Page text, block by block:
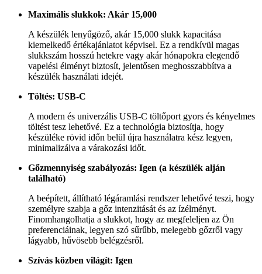
Maximális slukkok: Akár 15,000
A készülék lenyűgöző, akár 15,000 slukk kapacitása
kiemelkedő értékajánlatot képvisel. Ez a rendkívül magas
slukkszám hosszú hetekre vagy akár hónapokra elegendő
vapelési élményt biztosít, jelentősen meghosszabbítva a
készülék használati idejét.
Töltés: USB-C
A modern és univerzális USB-C töltőport gyors és kényelmes
töltést tesz lehetővé. Ez a technológia biztosítja, hogy
készüléke rövid időn belül újra használatra kész legyen,
minimalizálva a várakozási időt.
Gőzmennyiség szabályozás: Igen (a készülék alján
található)
A beépített, állítható légáramlási rendszer lehetővé teszi, hogy
személyre szabja a gőz intenzitását és az ízélményt.
Finomhangolhatja a slukkot, hogy az megfeleljen az Ön
preferenciáinak, legyen szó sűrűbb, melegebb gőzről vagy
lágyabb, hűvösebb belégzésről.
Szívás közben világít: Igen